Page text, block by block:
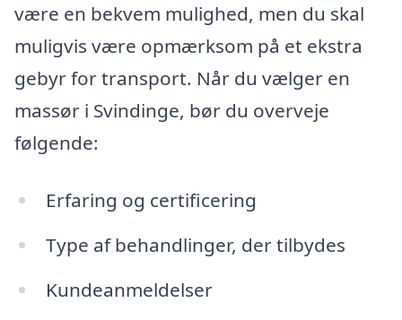
være en bekvem mulighed, men du skal
muligvis være opmærksom på et ekstra
gebyr for transport. Når du vælger en
massør i Svindinge, bør du overveje
følgende:
Erfaring og certificering
Type af behandlinger, der tilbydes
Kundeanmeldelser